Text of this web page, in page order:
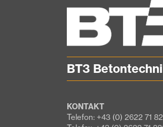
BT3
KONTAKT
Telefon: +43 (0) 2622 71